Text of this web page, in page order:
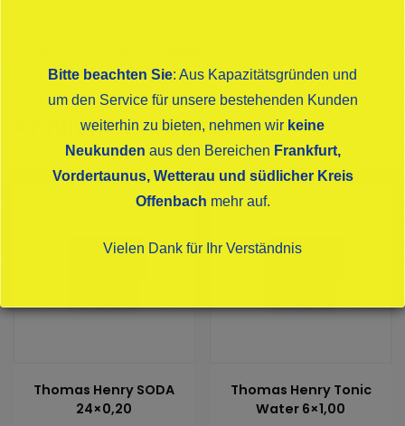
Ähnliche Produkte
Thomas Henry SODA
24×0,20
Thomas Henry Tonic
Water 6×1,00
Bitte beachten Sie: Aus Kapazitätsgründen und
um den Service für unsere bestehenden Kunden
weiterhin zu bieten, nehmen wir keine
Neukunden aus den Bereichen Frankfurt,
Vordertaunus, Wetterau und südlicher Kreis
Offenbach mehr auf.
Vielen Dank für Ihr Verständnis
Dies schließt sich in15Sekunden